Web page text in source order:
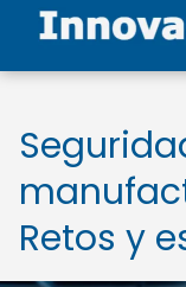
Retos y